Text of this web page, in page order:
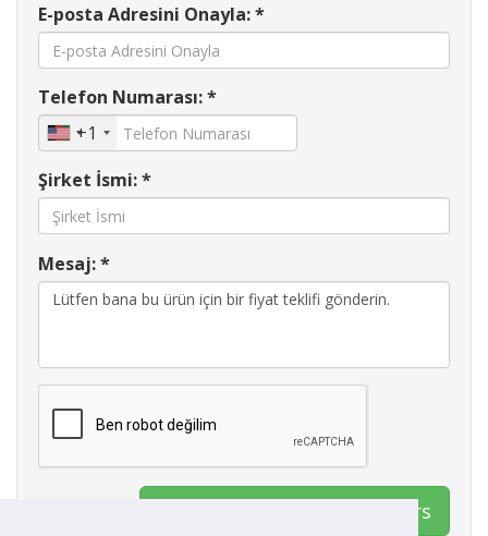
E-posta Adresini Onayla: *
Telefon Numarası: *
+1
Şirket İsmi: *
Mesaj: *
İletişim Apex Gas Generators